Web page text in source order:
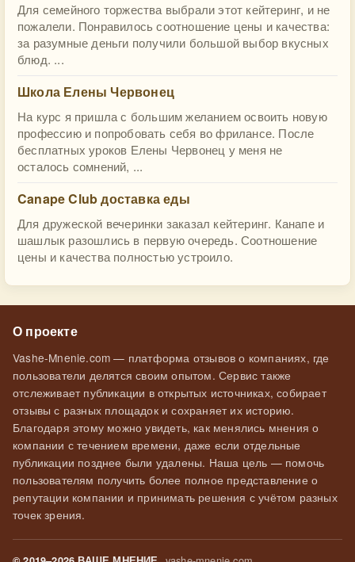
Для семейного торжества выбрали этот кейтеринг, и не
пожалели. Понравилось соотношение цены и качества:
за разумные деньги получили большой выбор вкусных
блюд. ...
Школа Елены Червонец
На курс я пришла с большим желанием освоить новую
профессию и попробовать себя во фрилансе. После
бесплатных уроков Елены Червонец у меня не
осталось сомнений, ...
Canape Club доставка еды
Для дружеской вечеринки заказал кейтеринг. Канапе и
шашлык разошлись в первую очередь. Соотношение
цены и качества полностью устроило.
О проекте
Vashe-Mnenie.com — платформа отзывов о компаниях, где
пользователи делятся своим опытом. Сервис также
отслеживает публикации в открытых источниках, собирает
отзывы с разных площадок и сохраняет их историю.
Благодаря этому можно увидеть, как менялись мнения о
компании с течением времени, даже если отдельные
публикации позднее были удалены. Наша цель — помочь
пользователям получить более полное представление о
репутации компании и принимать решения с учётом разных
точек зрения.